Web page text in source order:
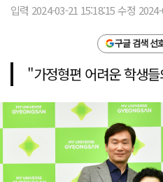
입력 2024-03-21 15:18:15 수정
구글 검색 선
"가정형편 어려운 학생